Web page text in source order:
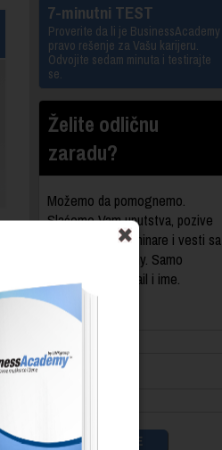
7-minutni TEST
Proverite da li je BusinessAcademy
pravo rešenje za Vašu karijeru.
Odvojite sedam minuta i testirajte
se.
Želite odličnu
zaradu?
Možemo da pomognemo.
Slaćemo Vam uputstva, pozive
na besplatne seminare i vesti sa
BusinessAcademy. Samo
unesite Vaš e-mail i ime.
E-mail: